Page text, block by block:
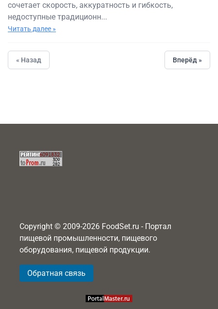
сочетает скорость, аккуратность и гибкость,
недоступные традиционн...
Читать далее »
« Назад Вперёд »
Copyright © 2009-2026 FoodSet.ru - Портал
пищевой промышленности, пищевого
оборудования, пищевой продукции.
Обратная связь